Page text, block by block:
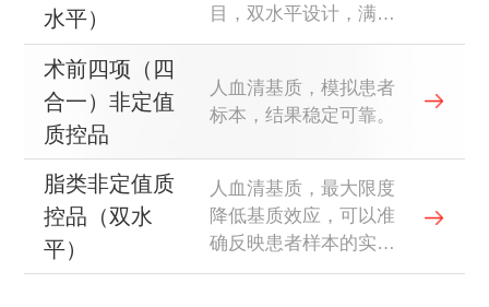
水平）
目，双水平设计，满足
临床分析的基本需求。
术前四项（四
合一）非定值
质控品
人血清基质，模拟患者
标本，结果稳定可靠。
脂类非定值质
控品（双水
平）
人血清基质，最大限度
降低基质效应，可以准
确反映患者样本的实际
情况为检测系统提供客